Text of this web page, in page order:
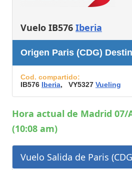
Vuelo IB576 Iberia
Origen Paris (CDG)
Cod. compartido:
IB576 Iberia, VY5327 Vueling
Hora actual de Madrid 07/
(10:08 am)
Vuelo Salida de Paris